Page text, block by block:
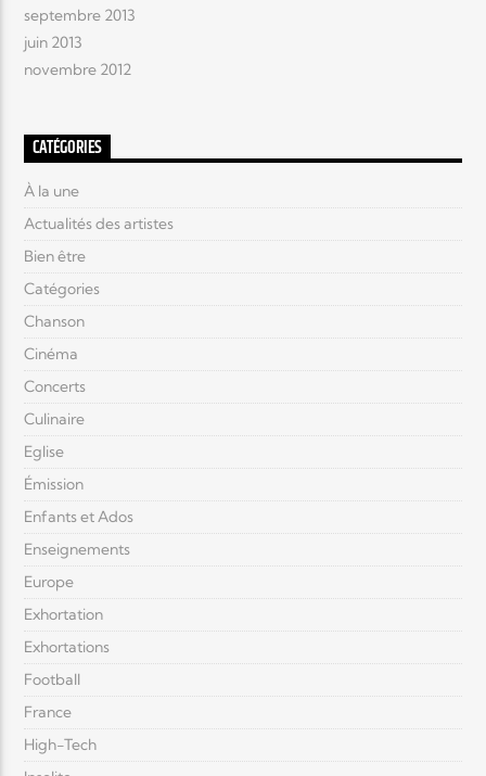
septembre 2013
juin 2013
novembre 2012
CATÉGORIES
À la une
Actualités des artistes
Bien être
Catégories
Chanson
Cinéma
Concerts
Culinaire
Eglise
Émission
Enfants et Ados
Enseignements
Europe
Exhortation
Exhortations
Football
France
High-Tech